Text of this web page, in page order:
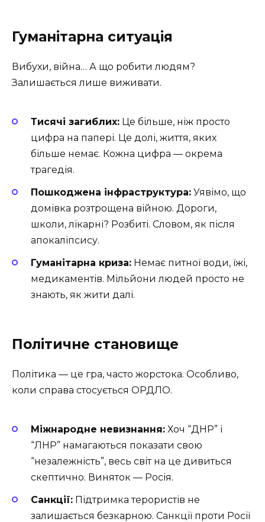
Гуманітарна ситуація
Вибухи, війна… А що робити людям?
Залишається лише виживати.
Тисячі загиблих: Це більше, ніж просто
цифра на папері. Це долі, життя, яких
більше немає. Кожна цифра — окрема
трагедія.
Пошкоджена інфраструктура: Уявімо, що
домівка розтрощена війною. Дороги,
школи, лікарні? Розбиті. Словом, як після
апокаліпсису.
Гуманітарна криза: Немає питної води, їжі,
медикаментів. Мільйони людей просто не
знають, як жити далі.
Політичне становище
Політика — це гра, часто жорстока. Особливо,
коли справа стосується ОРДЛО.
Міжнародне невизнання: Хоч “ДНР” і
“ЛНР” намагаються показати свою
“незалежність”, весь світ на це дивиться
скептично. Виняток — Росія.
Санкції: Підтримка терористів не
залишається безкарною. Санкції проти Росії